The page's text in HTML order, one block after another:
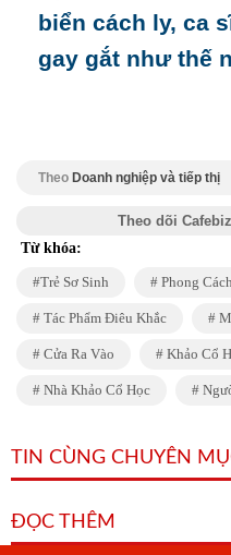
biển cách ly, ca
gay gắt như thế
Theo Doanh nghiệp và tiếp thị
Theo dõi
Từ khóa:
Trẻ Sơ Sinh Phong
Tác Phẩm Điêu Khắc
Cửa Ra Vào Khảo Cổ
Nhà Khảo Cổ Học
TIN CÙNG CHUYÊN
ĐỌC THÊM